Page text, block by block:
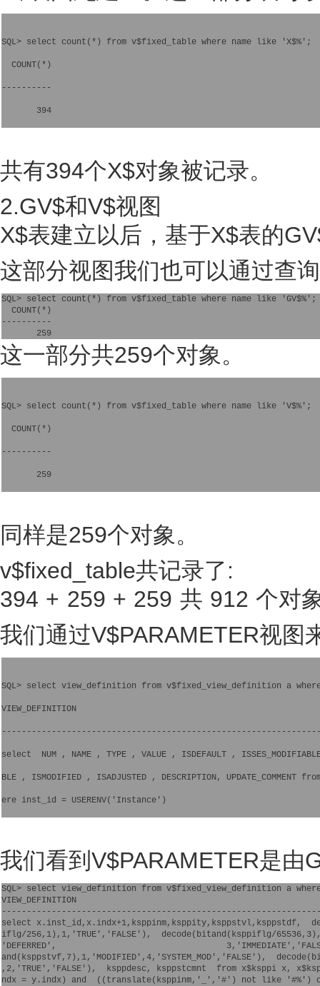
SQL> select count(*) from v$fixed_table where name like 'X$%';
  COUNT(*)
----------
       394
共有394个X$对象被记录。
2.GV$和V$视图
X$表建立以后，基于X$表的
这部分视图我们也可以通过查
SQL> select count(*) from v$fixed_table where name like 'GV$%';
  COUNT(*)
----------
这一部分共259个对象。
SQL> select count(*) from v$fixed_table where name like 'V$%';
  COUNT(*)
----------
       259
同样是259个对象。
v$fixed_table共记录了:
394 + 259 + 259 共 912 个对
我们通过V$PARAMETER视图
SQL> select view_definition from v$fixed_view_definition a where
VIEW_DEFINITION
select  NUM , NAME , TYPE , VALUE , ISDEFAULT ,
BLE , ISMODIFIED , ISADJUSTED , DESCRIPTION, UPDATE_COMMENT from
ere inst_id = USERENV('Instance')
我们看到V$PARAMETER是由
SQL> select view_definition from v$fixed_view_definition a where
VIEW_DEFINITION
select x.inst_id,x.indx+1,ksppinm,ksppity,ksppstvl,ksppstdf,
iflg/256,1),1,'TRUE','FALSE'),  decode(bitand(ksppiflg/
'DEFERRED',
and(ksppstvf,7),1,'MODIFIED',4,'SYSTEM_MOD','FALSE'),
,2,'TRUE','FALSE'),  ksppdesc, ksppstcmnt  from x$ksppi x,
ndx = y.indx) and  ((translate(ksppinm,'_','#') not like '#%')